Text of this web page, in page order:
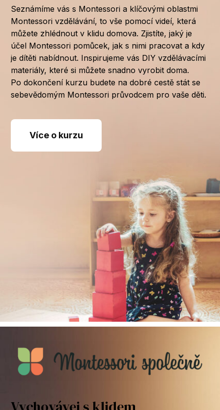
Seznámíme vás s Montessori a klíčovými oblastmi
Montessori vzdělávání, to vše pomocí videí, která
můžete zhlédnout v klidu domova. Zjistíte, jaký je
účel Montessori pomůcek, jak s nimi pracovat a kdy
je dítěti nabídnout. Inspirujeme vás DIY vzdělávacími
materiály, které si můžete snadno vyrobit doma.
Po dokončení kurzu budete na dobré cestě stát se
sebevědomým Montessori průvodcem pro vaše děti.
Více o kurzu